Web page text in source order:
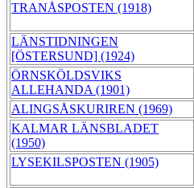
TRANÅSPOSTEN (1918)
LÄNSTIDNINGEN
[ÖSTERSUND] (1924)
ÖRNSKÖLDSVIKS
ALLEHANDA (1901)
ALINGSÅSKURIREN (1969)
KALMAR LÄNSBLADET
(1950)
LYSEKILSPOSTEN (1905)